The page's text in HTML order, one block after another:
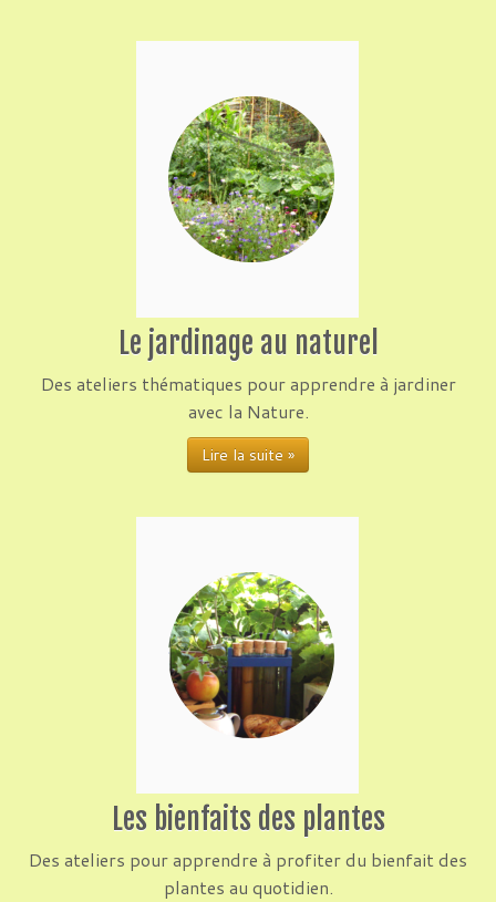
Le jardinage au naturel
Des ateliers thématiques pour apprendre à jardiner
avec la Nature.
Lire la suite »
Les bienfaits des plantes
Des ateliers pour apprendre à profiter du bienfait des
plantes au quotidien.